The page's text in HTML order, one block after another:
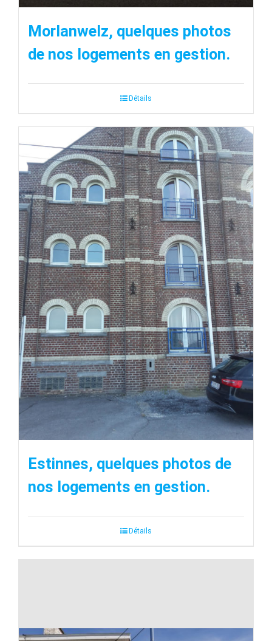
Morlanwelz, quelques photos
de nos logements en gestion.
Détails
Estinnes, quelques photos de
nos logements en gestion.
Détails